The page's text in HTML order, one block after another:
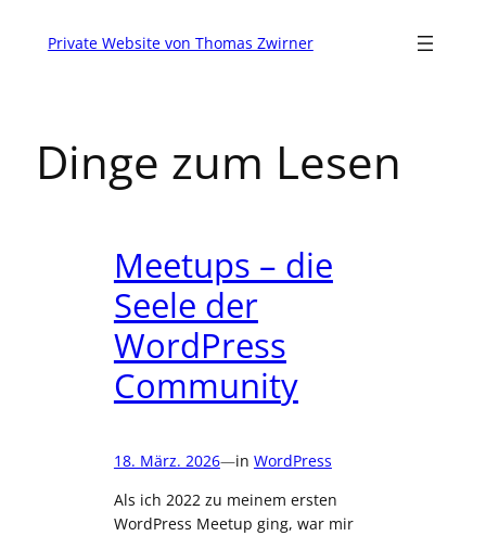
InhaltPrivate Website von Thomas Zwirner
Dinge zum Lesen
Meetups – die
Seele der
WordPress
Community
18. März. 2026—in WordPress
Als ich 2022 zu meinem ersten
WordPress Meetup ging, war mir